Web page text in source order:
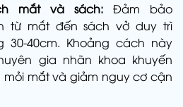
mắt và sách: Đảm bảo
từ mắt đến sách vở duy trì
30-40cm. Khoảng cách này
gia nhãn khoa khuyến
mỏi mắt và giảm nguy cơ cận